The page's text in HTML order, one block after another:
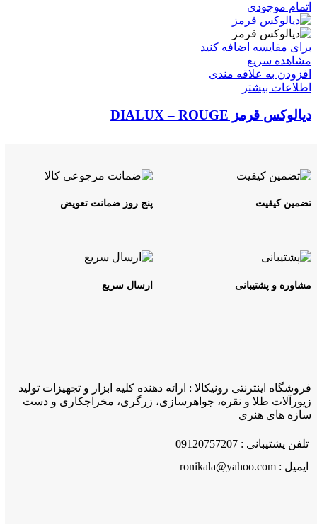
اتمام موجودی
برای مقایسه اضافه کنید
مشاهده سریع
افزودن به علاقه مندی
اطلاعات بیشتر
دیالوکس قرمز DIALUX – ROUGE
تضمین کیفیت پنج روز ضمانت تعویض
مشاوره و پشتیبانی ارسال سریع
فروشگاه اینترنتی رونیکالا : ارائه دهنده کلیه ابزار و تجهیزات تولید
زیورآلات طلا و نقره، جواهرسازی، زرگری، مخراجکاری و دست
سازه های هنری
تلفن پشتیبانی : 09120757207
ایمیل : ronikala@yahoo.com